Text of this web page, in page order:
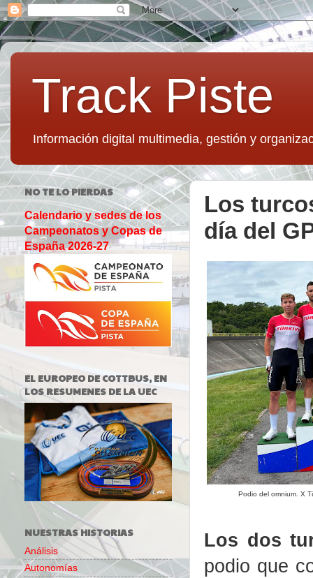
Track Piste
Información digital multimedia, gestión y
Los
día del
Podio del omnium. X
Los dos
podio que
NO TE LO PIERDAS
Calendario y sedes de los
Campeonatos y Copas de
España 2026-27
EL EUROPEO DE COTTBUS, EN
LOS RESUMENES DE LA UEC
NUESTRAS HISTORIAS
Análisis
Autonomías